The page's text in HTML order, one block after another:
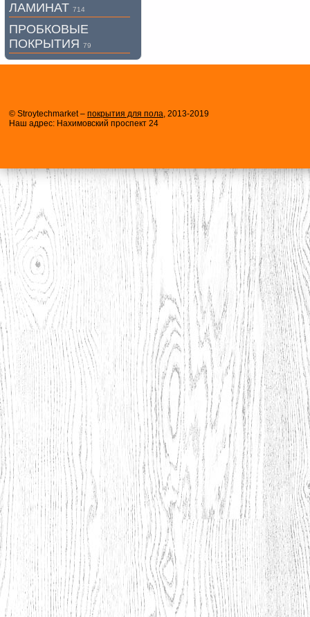
ЛАМИНАТ 714
ПРОБКОВЫЕ
ПОКРЫТИЯ 79
© Stroytechmarket – покрытия для пола, 2013-2019
Наш адрес: Нахимовский проспект 24